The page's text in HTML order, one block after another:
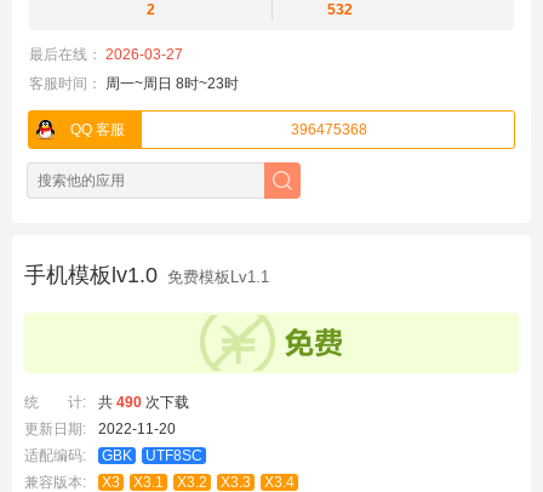
2
532
最后在线： 2026-03-27
客服时间：
周一~周日 8时~23时
QQ 客服 396475368
手机模板lv1.0 免费模板Lv1.1
统 计: 共 490 次下载
更新日期:
2022-11-20
适配编码:
GBK
UTF8SC
兼容版本:
X3 X3.1 X3.2 X3.3
X3.4